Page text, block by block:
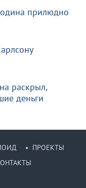
прилюдно
раскрыл,
деньги
ПРОЕКТЫ